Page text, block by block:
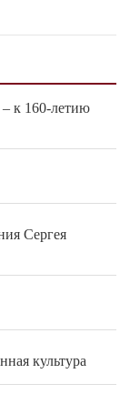
к 160-летию
Сергея
культура